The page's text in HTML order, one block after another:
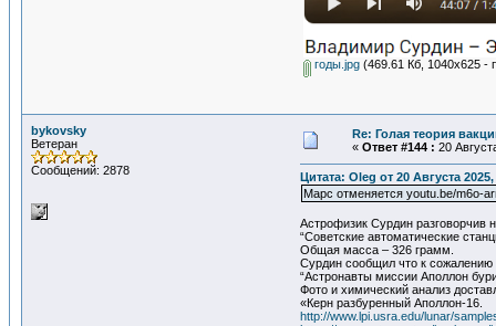
годы.jpg (469.61 Кб, 1040x625 -
bykovsky
Ветеран
Сообщений: 2878
Re: Голая теория
« Ответ #144 : 20
Цитата: Oleg от 20 Августа
Марс отменяется youtu.be/m6o-
Астрофизик Сурдин разговорчив
“Советские автоматические
Общая масса – 326 грамм.
Сурдин сообщил что к сожалению
“Астронавты миссии Аполлон
Фото и химический анализ
«Керн разбуренный Аполлон-16.
http://www.lpi.usra.edu/lunar/